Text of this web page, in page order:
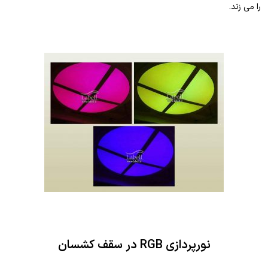
را می زند.
نورپردازی RGB در سقف کشسان